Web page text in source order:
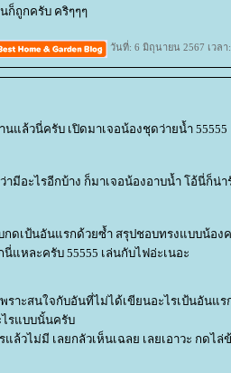
ก็ถูกครับ คริๆๆๆ
วันที่: 6 มิถุนายน 2567 เวลา
นแล้วนี่ครับ เปิดมาเจอน้องชุดว่ายน้ำ
ามีอะไรอีกบ้าง ก็มาเจอน้องอาบน้ำ โอ้นี่ก็น่
กดเป้นอันแรกด้วยซ้ำ สรุปชอบทรงแบบน้อ
แหละครับ 55555 เล่นกับไฟอ่ะเนอะ
ราะสนใจกับอันที่ไม่ได้เขียนอะไรเป้นอันแ
ไรแบบนั้นครับ
วไม่มี เลยกลัวเห็นเฉลย เลยเอาวะ กดไล่